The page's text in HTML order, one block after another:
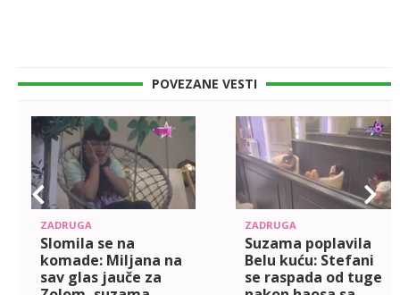
POVEZANE VESTI
ZADRUGA
Slomila se na
komade: Miljana na
sav glas jauče za
ZADRUGA
Suzama poplavila
Belu kuću: Stefani
se raspada od tuge